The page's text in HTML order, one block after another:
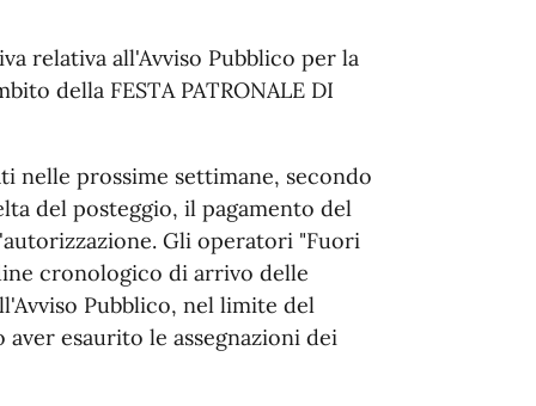
relativa all'Avviso Pubblico per la
della FESTA PATRONALE DI
nelle prossime settimane, secondo
del posteggio, il pagamento del
Gli operatori "Fuori
cronologico di arrivo delle
Pubblico, nel limite del
esaurito le assegnazioni dei